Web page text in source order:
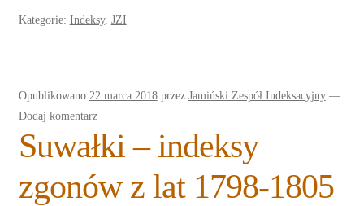
Kategorie: Indeksy, JZI
Opublikowano 22 marca 2018 przez Jamiński Zespół Indeksacyjny —
Dodaj komentarz
Suwałki – indeksy
zgonów z lat 1798-1805